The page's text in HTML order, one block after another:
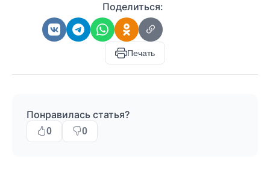
Поделиться:
Печать
Понравилась статья?
0 0